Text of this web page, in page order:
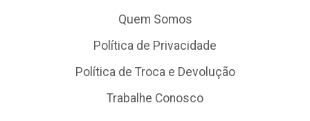
Quem Somos
Política de Privacidade
Política de Troca e Devolução
Trabalhe Conosco